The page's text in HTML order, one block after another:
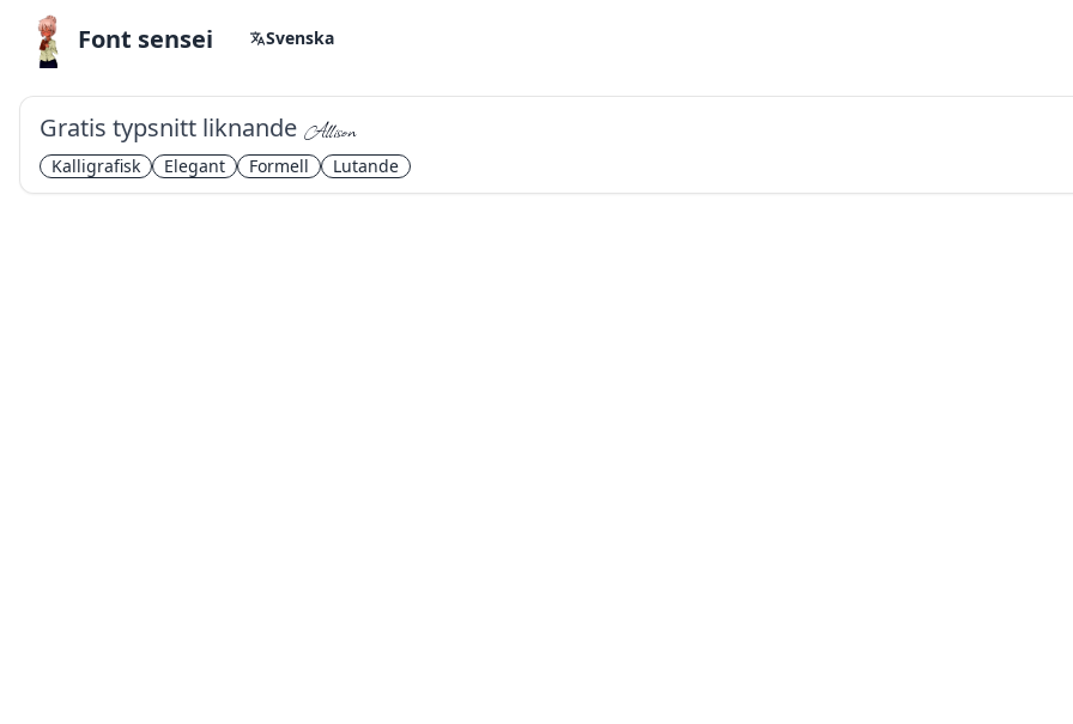
Font sensei Svenska
Gratis typsnitt liknande Allison
Kalligrafisk Elegant Formell Lutande